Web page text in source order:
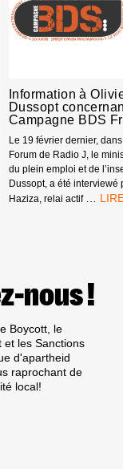
Information à
Dussopt
Campagne BDS
Le 19 février dernier,
Forum de Radio J, le
du plein emploi et de
Dussopt, a été interviewé
Haziza, relai actif
nous !
Boycott, le
et les Sanctions
d'apartheid
raprochant de
local!